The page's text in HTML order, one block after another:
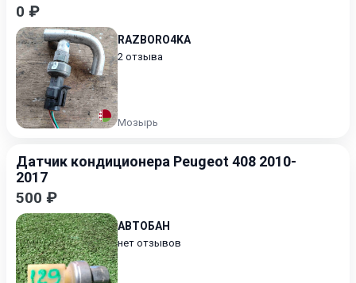
0 ₽
RAZBORO4KA
2 отзыва
Мозырь
Датчик кондиционера Peugeot 408 2010-
2017
500 ₽
АВТОБАН
нет отзывов